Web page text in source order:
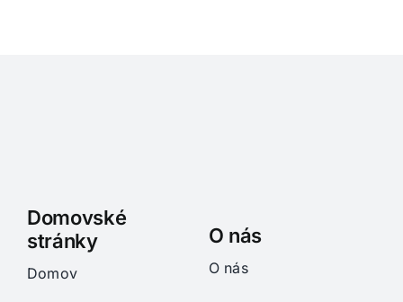
Domovské
stránky
Domov
O nás
O nás